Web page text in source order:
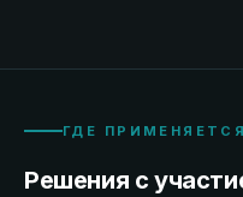
ГДЕ ПРИМЕНЯЕТСЯ
Решения с